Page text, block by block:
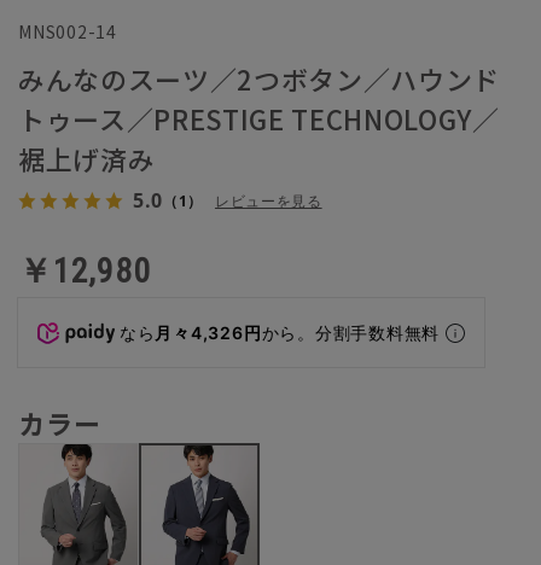
MNS002-14
みんなのスーツ／2つボタン／ハウンド
トゥース／PRESTIGE TECHNOLOGY／
裾上げ済み
5.0 （1） レビューを見る
￥12,980
なら 月々4,326円から。分割手数料無料
カラー